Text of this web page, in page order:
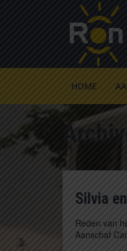
HOME
Silvia
Reden van
Aanschaf